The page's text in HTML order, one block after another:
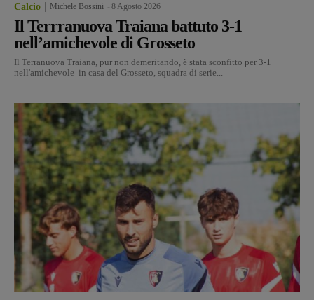
Calcio Michele Bossini 8 Agosto 2026
Il Terrranuova Traiana battuto 3-1
nell’amichevole di Grosseto
Il Terranuova Traiana, pur non demeritando, è stata sconfitto per 3-1
nell'amichevole in casa del Grosseto, squadra di serie...